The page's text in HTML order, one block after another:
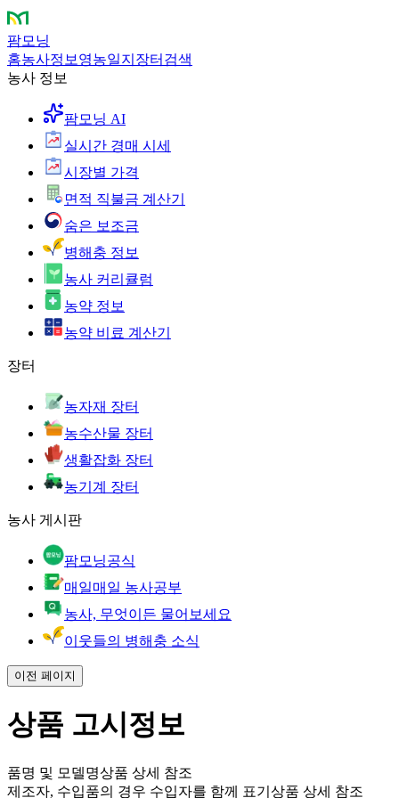
팜모닝
홈농사정보 영농일지 장터 검색
농사 정보
팜모닝 AI
실시간 경매 시세
시장별 가격
면적 직불금 계산기
숨은 보조금
병해충 정보
농사 커리큘럼
농약 정보
농약 비료 계산기
장터
농자재 장터
농수산물 장터
생활잡화 장터
농기계 장터
농사 게시판
팜모닝공식
매일매일 농사공부
농사, 무엇이든 물어보세요
이웃들의 병해충 소식
이전 페이지
상품 고시정보
품명 및 모델명상품 상세 참조
제조자, 수입품의 경우 수입자를 함께 표기 상품 상세 참조